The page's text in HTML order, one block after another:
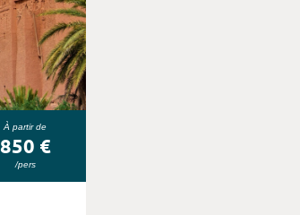
À partir de
850 €
/pers